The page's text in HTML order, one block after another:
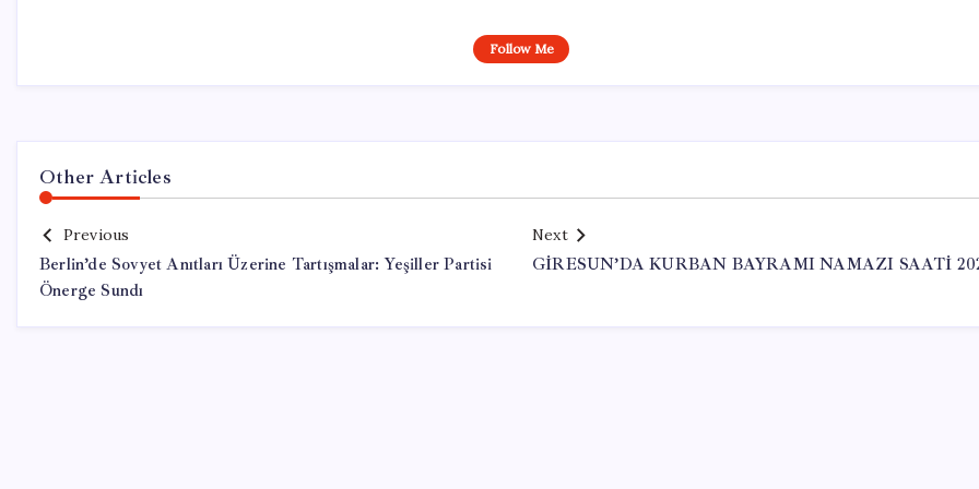
Follow Me
Other Articles
Previous
Berlin’de Sovyet Anıtları Üzerine Tartışmalar: Yeşiller Partisi
Önerge Sundı
Next
GİRESUN’DA KURBAN BAYRAMI NAMAZI SAATİ